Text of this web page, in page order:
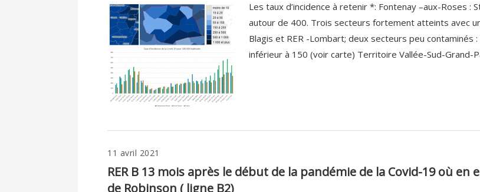
Les taux d’incidence à retenir *: Fontenay –aux-Roses :
autour de 400. Trois secteurs fortement atteints avec
Blagis et RER -Lombart; deux secteurs peu contaminés
inférieur à 150 (voir carte) Territoire Vallée-Sud-Grand-
11 avril 2021
RER B 13 mois après le début de la pandémie de la Covid-19 où
de Robinson ( ligne B2)